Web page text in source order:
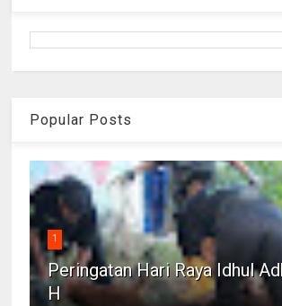
Popular Posts
1
Peringatan Hari Raya Idhul
H